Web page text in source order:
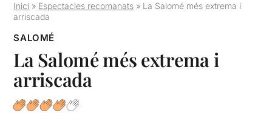
Inici » Espectacles recomanats » La Salomé més extrema i
arriscada
SALOMÉ
La Salomé més extrema i
arriscada